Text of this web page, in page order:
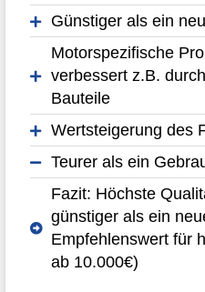
Günstiger als ein
Motorspezifische
verbessert z.B.
Bauteile
Wertsteigerung des
Teurer als ein
Fazit: Höchste
günstiger als ein
Empfehlenswert für
ab 10.000€)